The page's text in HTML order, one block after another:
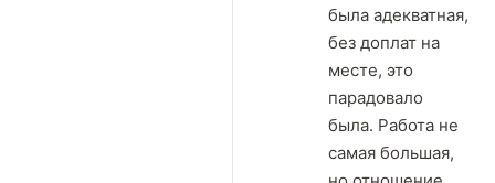
была адекватная,
без доплат на
месте, это
парадовало
была. Работа не
самая большая,